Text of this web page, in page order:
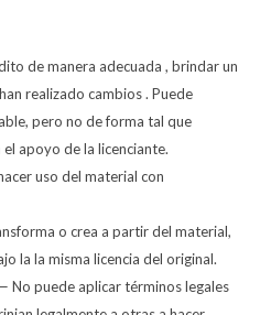
de manera adecuada , brindar un
realizado cambios . Puede
pero no de forma tal que
apoyo de la licenciante.
uso del material con
o crea a partir del material,
la la misma licencia del original.
No puede aplicar términos legales